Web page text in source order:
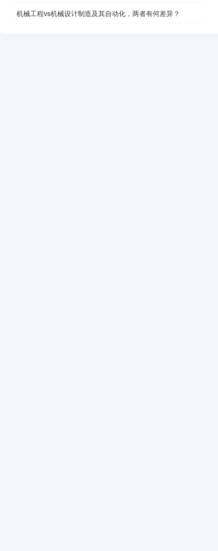
机械工程vs机械设计制造及其自动化，两者有何差异？